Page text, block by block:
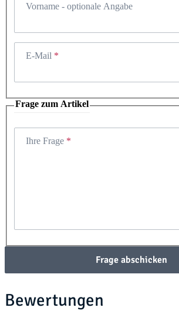
Vorname - optionale Angabe
E-Mail
Frage zum Artikel
Ihre Frage
Frage abschicken
Bewertungen